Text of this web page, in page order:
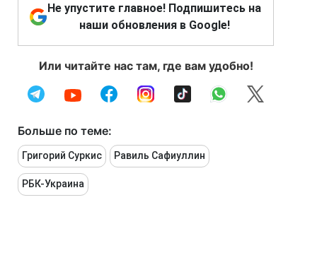
Не упустите главное! Подпишитесь на
наши обновления в Google!
Или читайте нас там, где вам удобно!
Больше по теме:
Григорий Суркис Равиль Сафиуллин
РБК-Украина